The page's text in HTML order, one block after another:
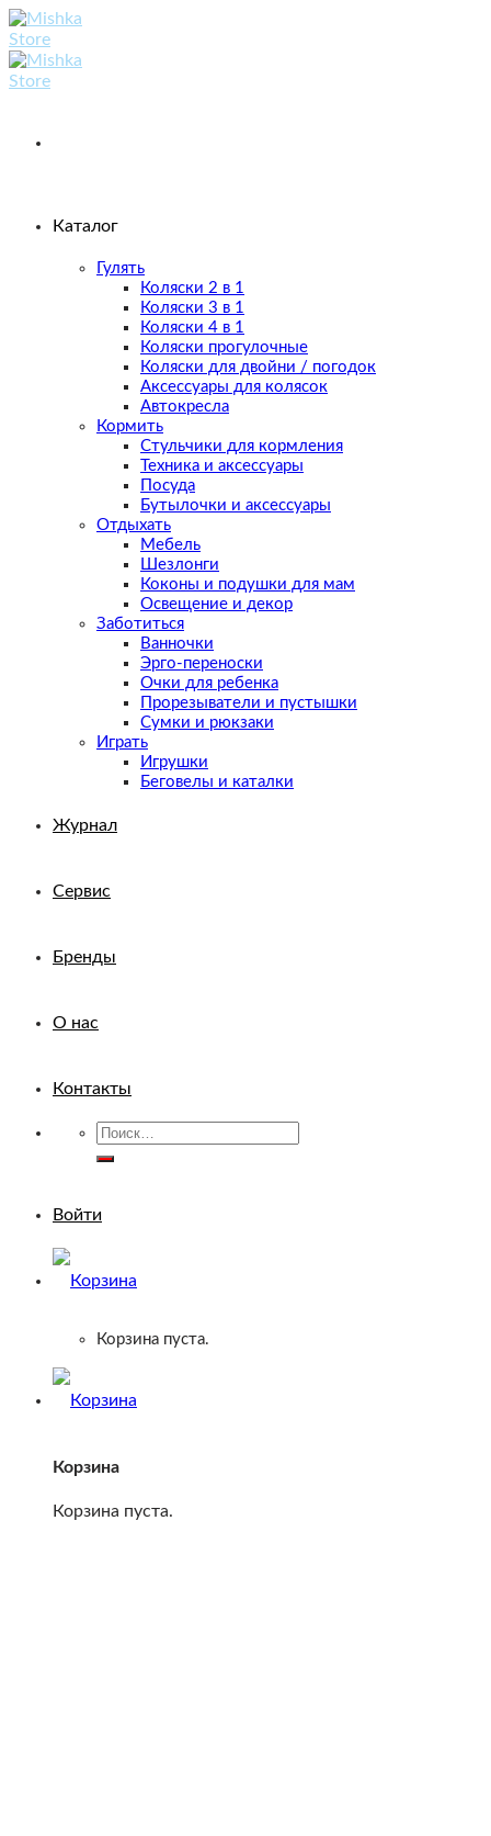
Skip
to
content
Каталог
Гулять
Коляски 2 в 1
Коляски 3 в 1
Коляски 4 в 1
Коляски прогулочные
Коляски для двойни / погодок
Аксессуары для колясок
Автокресла
Кормить
Стульчики для кормления
Техника и аксессуары
Посуда
Бутылочки и аксессуары
Отдыхать
Мебель
Шезлонги
Коконы и подушки для мам
Освещение и декор
Заботиться
Ванночки
Эрго-переноски
Очки для ребенка
Прорезыватели и пустышки
Сумки и рюкзаки
Играть
Игрушки
Беговелы и каталки
Журнал
Сервис
Бренды
О нас
Контакты
Искать:
Войти
Корзина пуста.
Корзина
Корзина пуста.